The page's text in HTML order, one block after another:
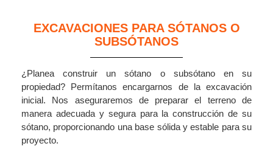
EXCAVACIONES PARA SÓTANOS O
SUBSÓTANOS
¿Planea construir un sótano o subsótano en su
propiedad? Permítanos encargarnos de la excavación
inicial. Nos aseguraremos de preparar el terreno de
manera adecuada y segura para la construcción de su
sótano, proporcionando una base sólida y estable para su
proyecto.